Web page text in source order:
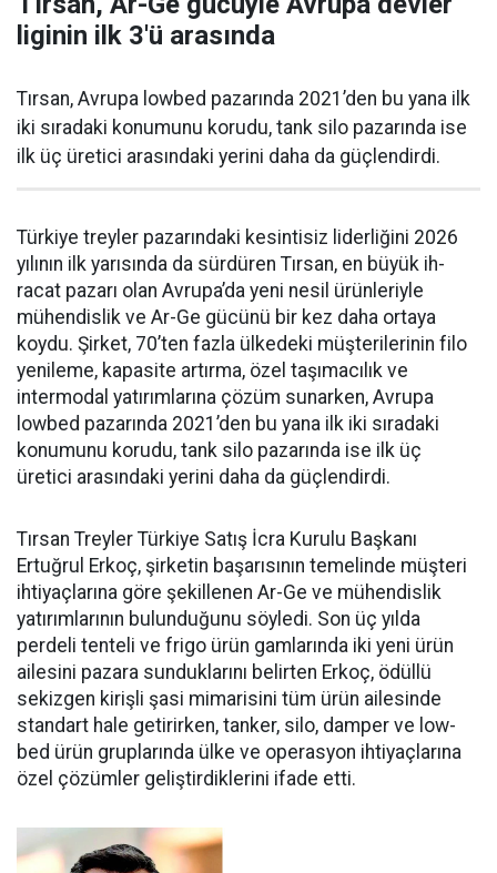
liginin ilk 3'ü arasında
Tırsan, Avrupa lowbed pazarında 2021’den bu yana ilk
iki sıradaki konumunu korudu, tank silo pazarında ise
ilk üç üretici arasındaki yerini daha da güçlen­dirdi.
Türkiye treyler pazarın­daki kesintisiz liderliğini 2026
yılının ilk yarısında da sürdüren Tırsan, en büyük ih­
racat pazarı olan Avrupa’da yeni nesil ürünleriyle
mühendislik ve Ar-Ge gücünü bir kez daha orta­ya
koydu. Şirket, 70’ten fazla ül­kedeki müşterilerinin filo
yenile­me, kapasite artırma, özel taşıma­cılık ve
intermodal yatırımlarına çözüm sunarken, Avrupa
lowbed pazarında 2021’den bu yana ilk iki sıradaki
konumunu korudu, tank silo pazarında ise ilk üç
üretici arasındaki yerini daha da güçlen­dirdi.
Tırsan Treyler Türkiye Satış İcra Kurulu Başkanı
Ertuğrul Er­koç, şirketin başarısının teme­linde müşteri
ihtiyaçlarına göre şekillenen Ar-Ge ve mühendislik
yatırımlarının bulunduğunu söy­ledi. Son üç yılda
perdeli tenteli ve frigo ürün gamlarında iki yeni ürün
ailesini pazara sundukları­nı belirten Erkoç, ödüllü
sekizgen kirişli şasi mimarisini tüm ürün ailesinde
standart hale getirir­ken, tanker, silo, damper ve low­
bed ürün gruplarında ülke ve ope­rasyon ihtiyaçlarına
özel çözüm­ler geliştirdiklerini ifade etti.